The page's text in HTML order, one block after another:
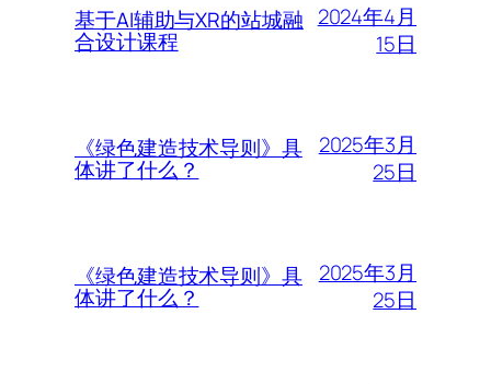
基于AI辅助与XR的站城融
合设计课程
2024年4月
15日
《绿色建造技术导则》具
体讲了什么？
2025年3月
25日
《绿色建造技术导则》具
体讲了什么？
2025年3月
25日